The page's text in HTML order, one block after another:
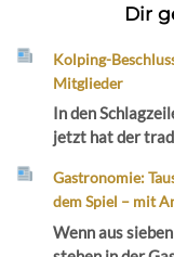
Dir
Kolping-
Mitglieder
In den
jetzt hat der
Gastronomie:
dem Spiel – mit
Wenn aus